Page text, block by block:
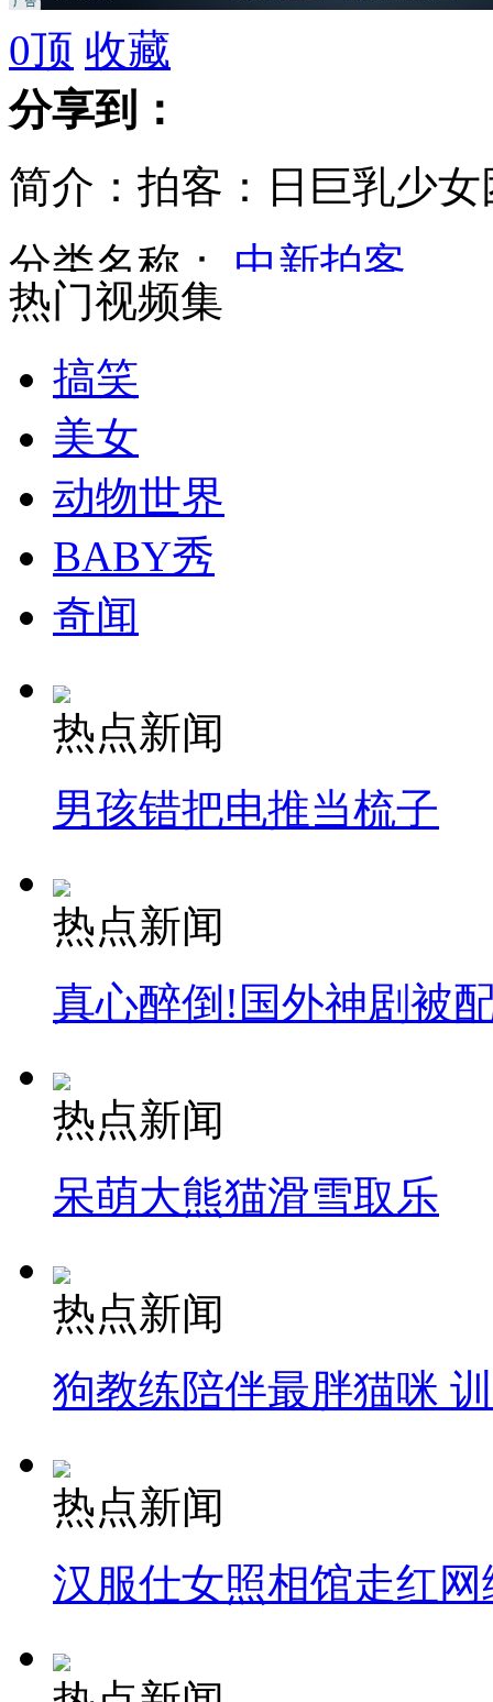
斯诺登最新爆料：当心“愤怒小鸟”
厨师盗走300多锅碗瓢盆 称回老家开同样的店
日本决定修改教材指南 称钓鱼岛为"固有领土"
山西运城恶犬咬伤多人 警民合力深夜将其击毙
女孩北京地铁殴打老人 痛下狠手拳打脚踢
无痛分娩是否安全 医生回应
外交部：反对强权政治霸凌主义
外交部：有关国家言论片面不公正
安徽一实载49人客车翻车
消防员救轻生者 花炮节热闹非凡
司机酒驾遇交警 急速倒车逃窜
0顶 收藏
分享到：
简介：拍客：日巨乳少
分类名称： 中新拍客
热门视频集
搞笑
美女
动物世界
BABY秀
奇闻
热点新闻
男孩错把电推当梳子
热点新闻
真心醉倒!国外神剧被
热点新闻
呆萌大熊猫滑雪取乐
热点新闻
狗教练陪伴最胖猫咪
热点新闻
汉服仕女照相馆走红网